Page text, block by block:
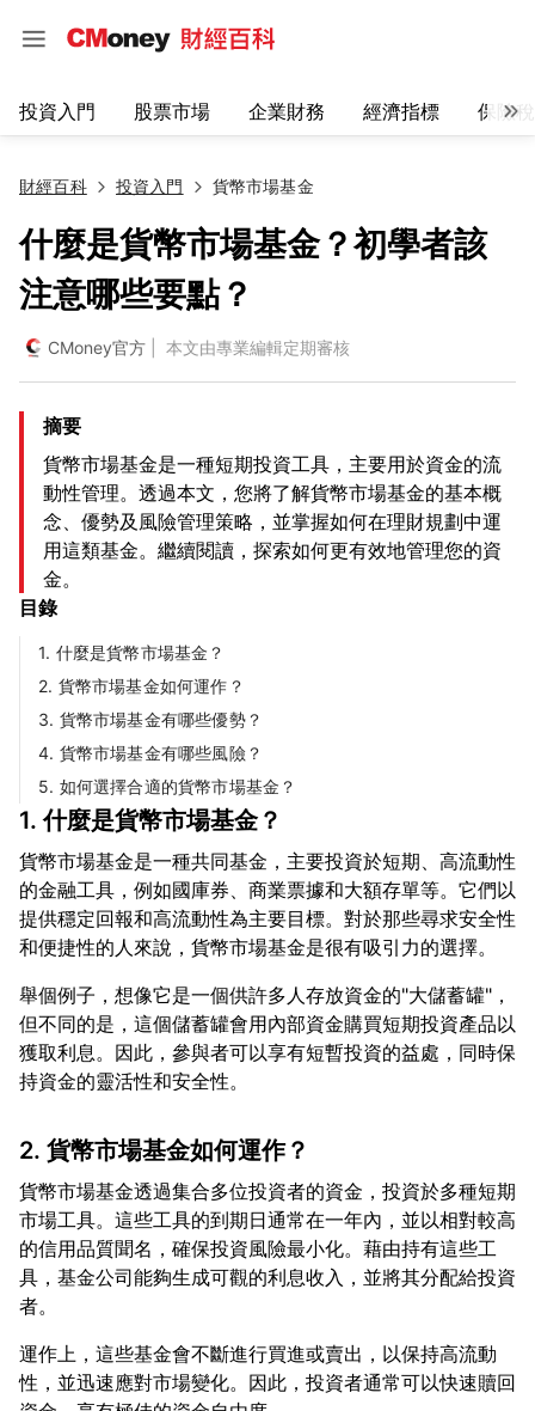
投資入門 股票市場 企業財務 經濟指標 保險
財經百科 投資入門 貨幣市場基金
什麼是貨幣市場基金？初學者該
注意哪些要點？
CMoney官方 | 本文由專業編輯定期審核
摘要
貨幣市場基金是一種短期投資工具，主要用於資金的流
動性管理。透過本文，您將了解貨幣市場基金的基本概
念、優勢及風險管理策略，並掌握如何在理財規劃中運
用這類基金。繼續閱讀，探索如何更有效地管理您的資
金。
目錄
1. 什麼是貨幣市場基金？
2. 貨幣市場基金如何運作？
3. 貨幣市場基金有哪些優勢？
4. 貨幣市場基金有哪些風險？
5. 如何選擇合適的貨幣市場基金？
1. 什麼是貨幣市場基金？
貨幣市場基金是一種共同基金，主要投資於短期、高流動性
的金融工具，例如國庫券、商業票據和大額存單等。它們以
提供穩定回報和高流動性為主要目標。對於那些尋求安全性
舉個例子，想像它是一個供許多人存放資金的"大儲蓄罐"，
但不同的是，這個儲蓄罐會用內部資金購買短期投資產品以
獲取利息。因此，參與者可以享有短暫投資的益處，同時保
2. 貨幣市場基金如何運作？
貨幣市場基金透過集合多位投資者的資金，投資於多種短期
市場工具。這些工具的到期日通常在一年內，並以相對較高
的信用品質聞名，確保投資風險最小化。藉由持有這些工
具，基金公司能夠生成可觀的利息收入，並將其分配給投資
運作上，這些基金會不斷進行買進或賣出，以保持高流動
性，並迅速應對市場變化。因此，投資者通常可以快速贖回